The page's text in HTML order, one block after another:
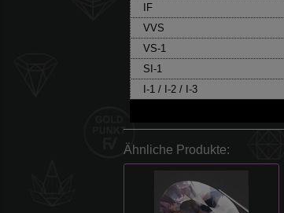
IF
VVS
VS-1
SI-1
I-1 / I-2 / I-3
Ähnliche Produkte: